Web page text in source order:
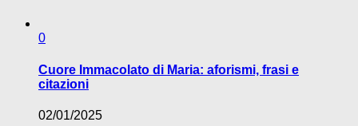
0
Cuore Immacolato di Maria: aforismi, frasi e
citazioni
02/01/2025